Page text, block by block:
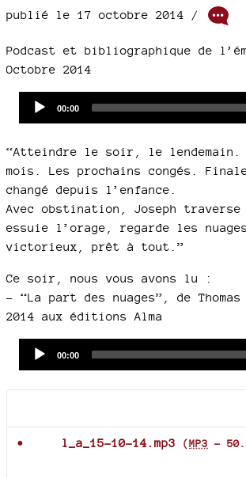
publié le 17 octobre 2014 /
Podcast et bibliographique de
Octobre 2014
Current
00:00
“Atteindre le soir, le lendemain.
mois. Les prochains congés.
changé depuis l’enfance.
Avec obstination, Joseph
essuie l’orage, regarde les
victorieux, prêt à tout.”
Ce soir, nous vous avons lu :
– “La part des nuages”, de
2014 aux éditions Alma
Current
00:00
l_a_15-10-14.mp3 (MP3 -